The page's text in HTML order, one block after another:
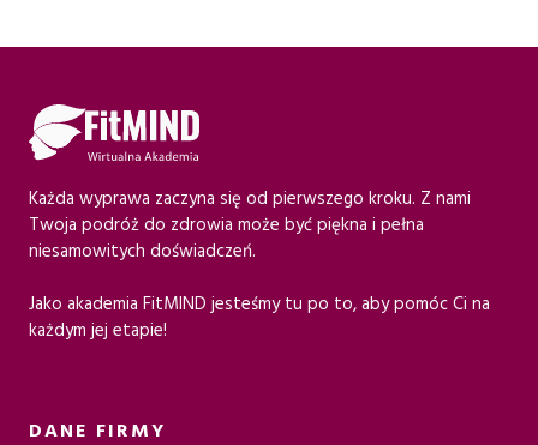
Każda wyprawa zaczyna się od pierwszego kroku. Z nami
Twoja podróż do zdrowia może być piękna i pełna
niesamowitych doświadczeń.
Jako akademia FitMIND jesteśmy tu po to, aby pomóc Ci na
każdym jej etapie!
DANE FIRMY